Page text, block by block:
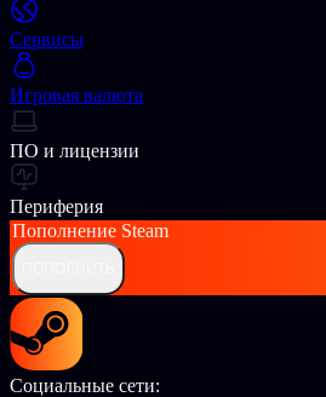
Сервисы
Игровая валюта
ПО и лицензии
Периферия
Пополнение Steam
Социальные сети: